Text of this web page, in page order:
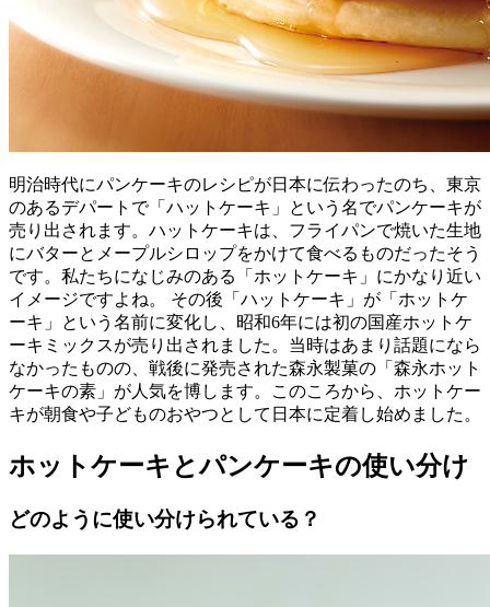
明治時代にパンケーキのレシピが日本に伝わったのち、東京
のあるデパートで「ハットケーキ」という名でパンケーキが
売り出されます。ハットケーキは、フライパンで焼いた生地
にバターとメープルシロップをかけて食べるものだったそう
です。私たちになじみのある「ホットケーキ」にかなり近い
イメージですよね。 その後「ハットケーキ」が「ホットケ
ーキ」という名前に変化し、昭和6年には初の国産ホットケ
ーキミックスが売り出されました。当時はあまり話題になら
なかったものの、戦後に発売された森永製菓の「森永ホット
ケーキの素」が人気を博します。このころから、ホットケー
キが朝食や子どものおやつとして日本に定着し始めました。
ホットケーキとパンケーキの使い分け
どのように使い分けられている？